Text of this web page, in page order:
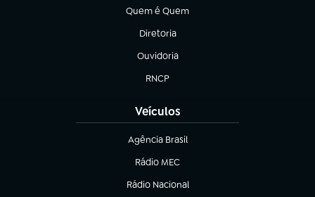
Quem é Quem
(abre em nova aba)
Diretoria
(abre em nova aba)
Ouvidoria
(abre em nova aba)
RNCP
(abre em nova aba)
Veículos
Agência Brasil
(abre em nova aba)
Rádio MEC
(abre em nova aba)
Rádio Nacional